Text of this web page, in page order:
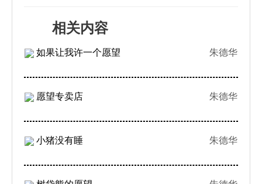
相关内容
如果让我许一个愿望 朱德华
愿望专卖店 朱德华
小猪没有睡 朱德华